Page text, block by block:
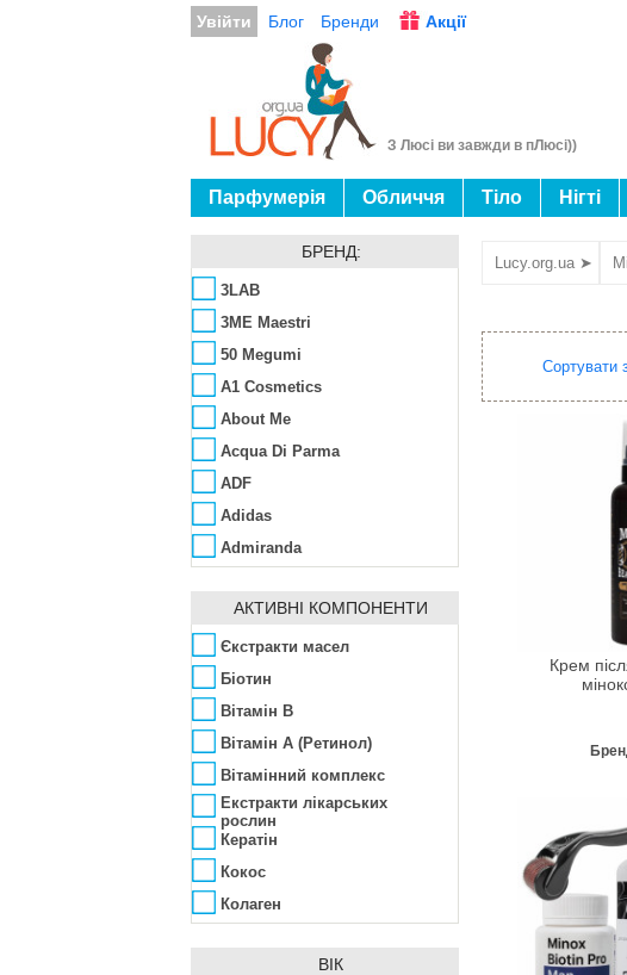
Увійти Блог Бренди Акції
З Люсі ви завжди в пЛюсі))
Парфумерія Обличчя Тіло Нігті
БРЕНД:
3LAB
3ME Maestri
50 Megumi
A1 Cosmetics
About Me
Acqua Di Parma
ADF
Adidas
Admiranda
Affinity Bay
Agent Provocateur
Ahava
Ainhoa
Alba Botanica
Alfred Dunhill
ALG&SPA
Algologie
Algotherm
Alissa Beauté
АКТИВНІ КОМПОНЕНТИ
Єкстракти масел
Біотин
Вітамін B
Вітамін А (Ретинол)
Вітамінний комплекс
Екстракти лікарських
рослин
Кератін
Кокос
Колаген
ВІК
Lucy.org.ua ➤
Сортувати
Крем